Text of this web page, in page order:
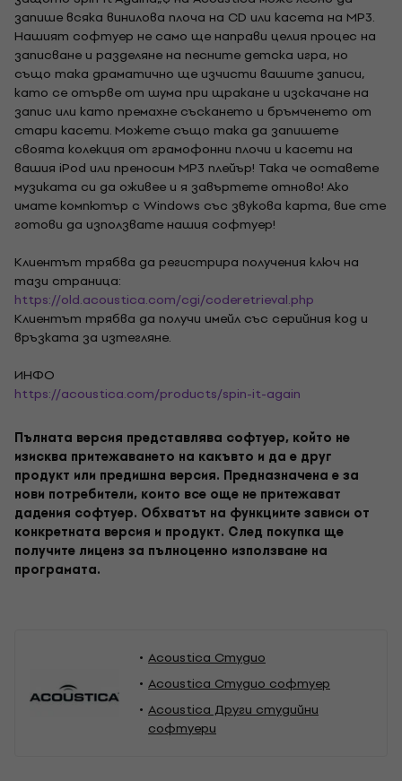
запише всяка винилова плоча на CD или касета на MP3.
Нашият софтуер не само ще направи целия процес на
записване и разделяне на песните детска игра, но
също така драматично ще изчисти вашите записи,
като се отърве от шума при щракане и изскачане на
запис или като премахне съскането и бръмченето от
стари касети. Можете също така да запишете
своята колекция от грамофонни плочи и касети на
вашия iPod или преносим MP3 плейър! Така че оставете
музиката си да оживее и я завъртете отново! Ако
имате компютър с Windows със звукова карта, вие сте
готови да използвате нашия софтуер!
Клиентът трябва да регистрира получения ключ на
тази страница:
https://old.acoustica.com/cgi/coderetrieval.php
Клиентът трябва да получи имейл със серийния код и
връзката за изтегляне.
ИНФО
https://acoustica.com/products/spin-it-again
Пълната версия представлява софтуер, който не
изисква притежаването на какъвто и да е друг
продукт или предишна версия. Предназначена е за
нови потребители, които все още не притежават
дадения софтуер. Обхватът на функциите зависи от
конкретната версия и продукт. След покупка ще
получите лиценз за пълноценно използване на
програмата.
Acoustica Студио
Acoustica Студио софтуер
Acoustica Други студийни
софтуери